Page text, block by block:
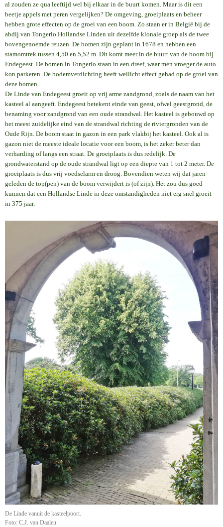
al zouden ze qua leeftijd wel bij elkaar in de buurt komen. Maar is dit een
beetje appels met peren vergelijken? De omgeving, groeiplaats en beheer
hebben grote effecten op de groei van een boom. Zo staan er in België bij de
abdij van Tongerlo Hollandse Linden uit dezelfde klonale groep als de twee
bovengenoemde reuzen. De bomen zijn geplant in 1678 en hebben een
stamomtrek tussen 4,50 en 5,52 m. Dit komt meer in de buurt van de boom bij
Endegeest. De bomen in Tongerlo staan in een dreef, waar men vroeger de auto
kon parkeren. De bodemverdichting heeft wellicht effect gehad op de groei van
deze bomen.
De Linde van Endegeest groeit op vrij arme zandgrond, zoals de naam van het
kasteel al aangeeft. Endegeest betekent einde van geest, ofwel geestgrond, de
benaming voor zandgrond van een oude strandwal. Het kasteel is gebouwd op
het meest zuidelijke eind van de strandwal richting de riviergronden van de
Oude Rijn. De boom staat in gazon in een park vlakbij het kasteel. Ook al is
gazon niet de meeste ideale locatie voor een boom, is het zeker beter dan
verharding of langs een straat. De groeiplaats is dus redelijk. De
grondwaterstand op de oude strandwal ligt op een diepte van 1 tot 2 meter. De
groeiplaats is dus vrij voedselarm en droog. Bovendien weten wij dat jaren
geleden de top(pen) van de boom verwijdert is (of zijn). Het zou dus goed
kunnen dat een Hollandse Linde in deze omstandigheden niet erg snel groeit
in 375 jaar.
De Linde vanuit de kasteelpoort.
Foto: C.J. van Daalen